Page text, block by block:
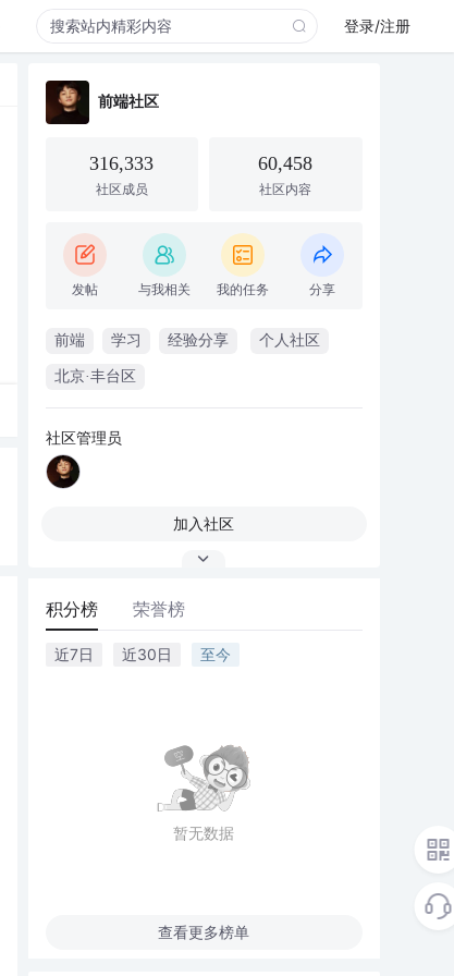
登录/注册
前端社区
316,333
社区成员
60,458
社区内容
发帖 与我相关 我的任务 分享
前端 学习 经验分享 个人社区
北京·丰台区
社区管理员
加入社区
积分榜 荣誉榜
近7日 近30日 至今
暂无数据
查看更多榜单